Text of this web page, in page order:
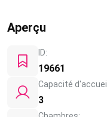
Aperçu
ID:
19661
Capacité d'accueil
3